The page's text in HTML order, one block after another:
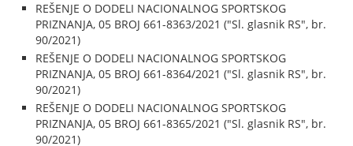
REŠENJE O DODELI NACIONALNOG SPORTSKOG
PRIZNANJA, 05 BROJ 661-8363/2021 ("Sl. glasnik RS", br.
90/2021)
REŠENJE O DODELI NACIONALNOG SPORTSKOG
PRIZNANJA, 05 BROJ 661-8364/2021 ("Sl. glasnik RS", br.
90/2021)
REŠENJE O DODELI NACIONALNOG SPORTSKOG
PRIZNANJA, 05 BROJ 661-8365/2021 ("Sl. glasnik RS", br.
90/2021)